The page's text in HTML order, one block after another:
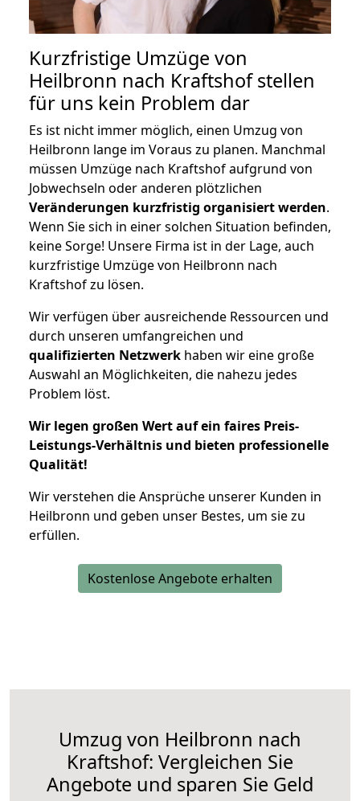
Kurzfristige Umzüge von
Heilbronn nach Kraftshof stellen
für uns kein Problem dar
Es ist nicht immer möglich, einen Umzug von
Heilbronn lange im Voraus zu planen. Manchmal
müssen Umzüge nach Kraftshof aufgrund von
Jobwechseln oder anderen plötzlichen
Veränderungen kurzfristig organisiert werden.
Wenn Sie sich in einer solchen Situation befinden,
keine Sorge! Unsere Firma ist in der Lage, auch
kurzfristige Umzüge von Heilbronn nach
Kraftshof zu lösen.
Wir verfügen über ausreichende Ressourcen und
durch unseren umfangreichen und
qualifizierten Netzwerk haben wir eine große
Auswahl an Möglichkeiten, die nahezu jedes
Problem löst.
Wir legen großen Wert auf ein faires Preis-
Leistungs-Verhältnis und bieten professionelle
Qualität!
Wir verstehen die Ansprüche unserer Kunden in
Heilbronn und geben unser Bestes, um sie zu
erfüllen.
Kostenlose Angebote erhalten
Umzug von Heilbronn nach
Kraftshof: Vergleichen Sie
Angebote und sparen Sie Geld